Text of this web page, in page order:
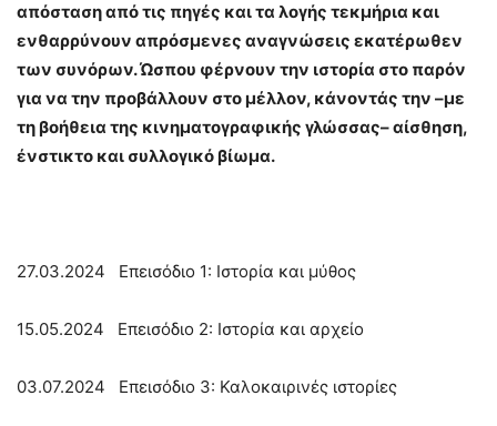
απόσταση από τις πηγές και τα λογής τεκμήρια και
ενθαρρύνουν απρόσμενες αναγνώσεις εκατέρωθεν
των συνόρων. Ώσπου φέρνουν την ιστορία στο παρόν
για να την προβάλλουν στο μέλλον, κάνοντάς την –με
τη βοήθεια της κινηματογραφικής γλώσσας– αίσθηση,
ένστικτο και συλλογικό βίωμα.
27.03.2024 Επεισόδιο 1: Ιστορία και μύθος
15.05.2024 Επεισόδιο 2: Ιστορία και αρχείο
03.07.2024 Επεισόδιο 3: Καλοκαιρινές ιστορίες